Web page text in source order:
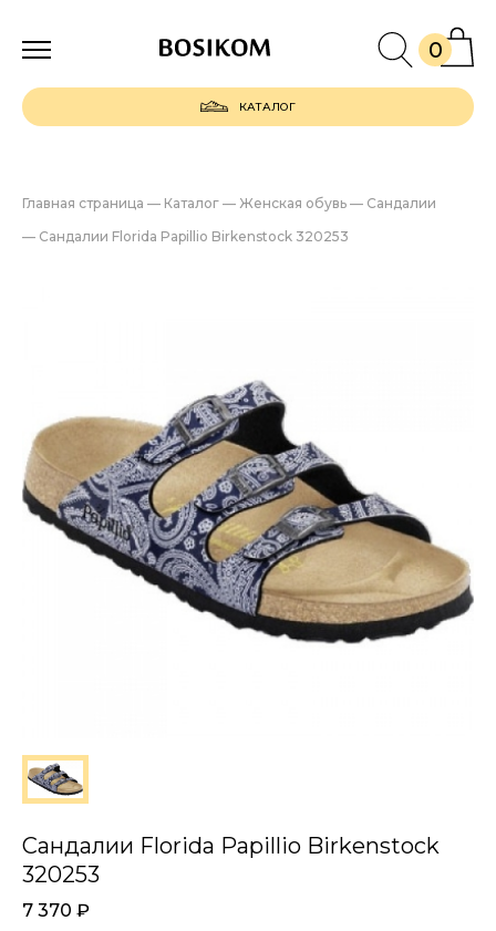
КАТАЛОГ
0
Главная страница — Каталог — Женская обувь — Сандалии
— Сандалии Florida Papillio Birkenstock 320253
Сандалии Florida Papillio Birkenstock
320253
7 370 ₽